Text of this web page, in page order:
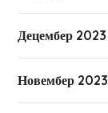
Децембер 2023
Новембер 2023